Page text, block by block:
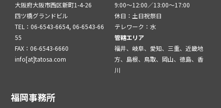
大阪府大阪市西区新町1-4-26
四ツ橋グランドビル
TEL：06-6543-6654, 06-6543-66
55
FAX：06-6543-6660
info[at]tatosa.com
9:00～12:00／13:00～17:00
休日：土日祝祭日
テレワーク：水
管轄エリア
福井、岐阜、愛知、三重、近畿地
方、島根、鳥取、岡山、徳島、香
川
福岡事務所